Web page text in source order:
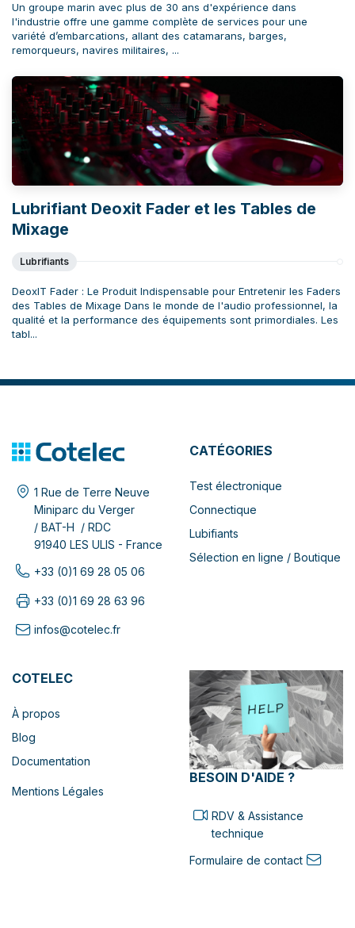
Un groupe marin avec plus de 30 ans d'expérience dans
l'industrie offre une gamme complète de services pour une
variété d’embarcations, allant des catamarans, barges,
remorqueurs, navires militaires, ...
Lubrifiant Deoxit Fader et les Tables de
Mixage
Lubrifiants
DeoxIT Fader : Le Produit Indispensable pour Entretenir les Faders
des Tables de Mixage Dans le monde de l'audio professionnel, la
qualité et la performance des équipements sont primordiales. Les
tabl...
1 Rue de Terre Neuve
Miniparc du Verger
/ BAT-H / RDC
91940 LES ULIS - France
+33 (0)1 69 28 05 06
+33 (0)1 69 28 63 96
infos@cotelec.fr
CATÉGORIES
Test électronique
Connectique
Lubifiants
Sélection en ligne / Boutique
COTELEC
À propos
Blog
Documentation
Mentions Légales
BESOIN D'AIDE ?
RDV & Assistance
technique
Formulaire de contact